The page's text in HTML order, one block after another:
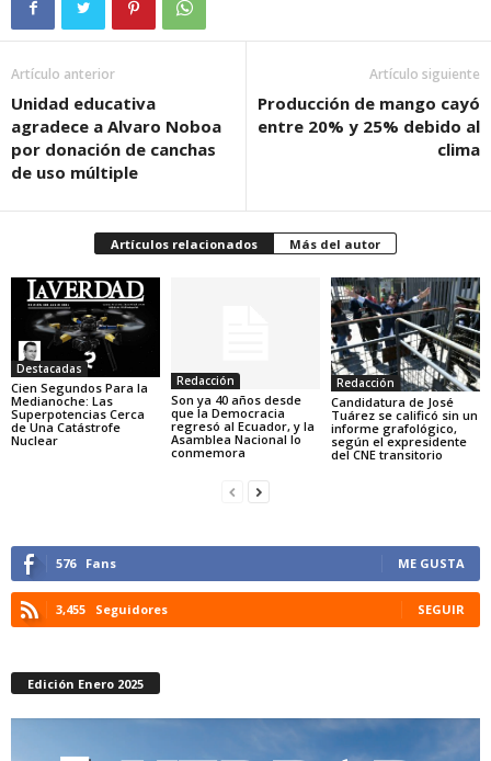
Artículo anterior
Unidad educativa
agradece a Alvaro Noboa
por donación de canchas
de uso múltiple
Artículo siguiente
Producción de mango cayó
entre 20% y 25% debido al
clima
Artículos relacionados Más del autor
Destacadas
Cien Segundos Para la
Medianoche: Las
Superpotencias Cerca
de Una Catástrofe
Nuclear
Redacción
Son ya 40 años desde
que la Democracia
regresó al Ecuador, y la
Asamblea Nacional lo
conmemora
Redacción
Candidatura de José
Tuárez se calificó sin un
informe grafológico,
según el expresidente
del CNE transitorio
576 Fans ME GUSTA
3,455 Seguidores SEGUIR
Edición Enero 2025